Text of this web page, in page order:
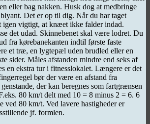
eller bag nakken. Husk dog at medbringe
Det er op til dig. Når du har taget
igen vigtigt, at knæet ikke falder indad.
det udad. Skinnebenet skal være lodret. Du
fra kørebanekanten indtil første faste
et træ, en lygtepæl uden brudled eller en
sider. Måles afstanden mindre end seks af
en ekstra tur i fitnesslokalet. Længere er det
bør der være en afstand fra
der kan beregnes som fartgrænsen
80 km/t delt med 10 = 8 minus 2 = 6. 6
ved 80 km/t. Ved lavere hastigheder er
jf. formlen.